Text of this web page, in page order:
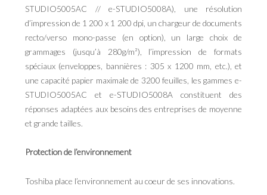
STUDIO5005AC // e-STUDIO5008A), une résolution
d’impression de 1 200 x 1 200 dpi, un chargeur de documents
recto/verso mono-passe (en option), un large choix de
grammages (jusqu’à 280g/m²), l’impression de formats
spéciaux (enveloppes, bannières : 305 x 1200 mm, etc.), et
une capacité papier maximale de 3200 feuilles, les gammes e-
STUDIO5005AC et e-STUDIO5008A constituent des
réponses adaptées aux besoins des entreprises de moyenne
et grande tailles.
Protection de l’environnement
Toshiba place l’environnement au coeur de ses innovations.